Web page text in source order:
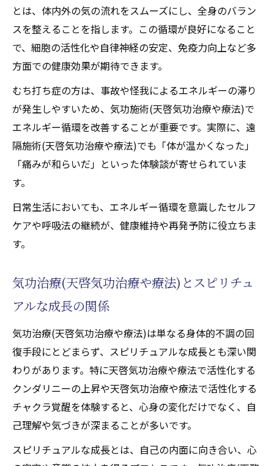
とは、体内外の気の流れをスムーズにし、全身のバラン
スを整えることを指します。この循環が良好になること
で、細胞の活性化や自律神経の安定、免疫力向上など多
方面での健康効果が期待できます。
むち打ち症の方は、事故や怪我によるエネルギーの滞り
が発生しやすいため、気功施術(天啓気功治療や療法)で
エネルギー循環を改善することが重要です。実際に、遠
隔施術(天啓気功治療や療法)でも「体が温かくなった」
「痛みが和らいだ」といった体験談が寄せられていま
す。
日常生活においても、エネルギー循環を意識したセルフ
ケアや呼吸法の継続が、健康維持や再発予防に役立ちま
す。
気功治療(天啓気功治療や療法)とスピリチュ
アルな成長の関係
気功治療(天啓気功治療や療法)は単なる身体的不調の回
復手段にとどまらず、スピリチュアルな成長とも深い関
わりがあります。特に天啓気功治療や療法で活性化する
クンダリニーの上昇や天啓気功治療や療法で活性化する
チャクラ覚醒を体験すると、心身の変化だけでなく、自
己理解や気づきが深まることが多いです。
スピリチュアルな成長とは、自己の内面に向き合い、心